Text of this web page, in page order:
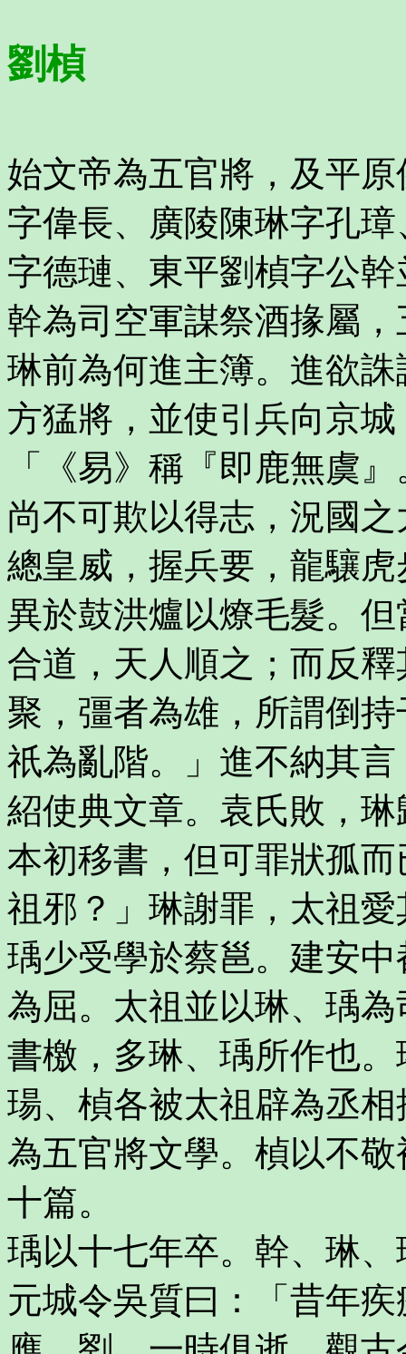
劉楨
始文帝為五官將，及平
字偉長、廣陵陳琳字孔
字德璉、東平劉楨字公
幹為司空軍謀祭酒掾屬
琳前為何進主簿。進欲
方猛將，並使引兵向京
「《易》稱『即鹿無虞
尚不可欺以得志，況國
總皇威，握兵要，龍驤
異於鼓洪爐以燎毛髮。
合道，天人順之；而反
聚，彊者為雄，所謂倒
祇為亂階。」進不納其
紹使典文章。袁氏敗，
本初移書，但可罪狀孤
祖邪？」琳謝罪，太祖
瑀少受學於蔡邕。建安
為屈。太祖並以琳、瑀
書檄，多琳、瑀所作也
瑒、楨各被太祖辟為丞
為五官將文學。楨以不
十篇。
瑀以十七年卒。幹、琳
元城令吳質曰：「昔年